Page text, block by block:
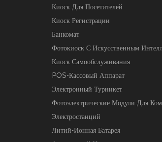
Киоск Для Посетителей
Киоск Регистрации
Банкомат
Фотокиоск С Искусственным
Киоск Самообслуживания
POS-Кассовый Аппарат
Электронный Турникет
Фотоэлектрические Модули Для
Электростанций
Литий-Ионная Батарея